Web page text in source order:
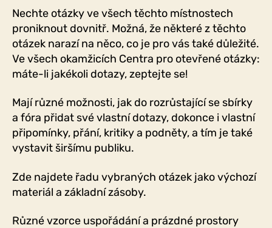
Nechte otázky ve všech těchto místnostech
proniknout dovnitř. Možná, že některé z těchto
otázek narazí na něco, co je pro vás také důležité.
Ve všech okamžicích Centra pro otevřené otázky:
máte-li jakékoli dotazy, zeptejte se!
Mají různé možnosti, jak do rozrůstající se sbírky
a fóra přidat své vlastní dotazy, dokonce i vlastní
připomínky, přání, kritiky a podněty, a tím je také
vystavit širšímu publiku.
Zde najdete řadu vybraných otázek jako výchozí
materiál a základní zásoby.
Různé vzorce uspořádání a prázdné prostory